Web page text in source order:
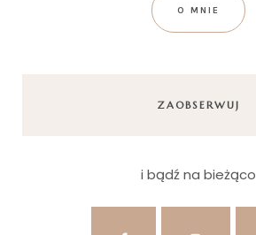
O MNIE
ZAOBSERWUJ
i bądź na bieżąco